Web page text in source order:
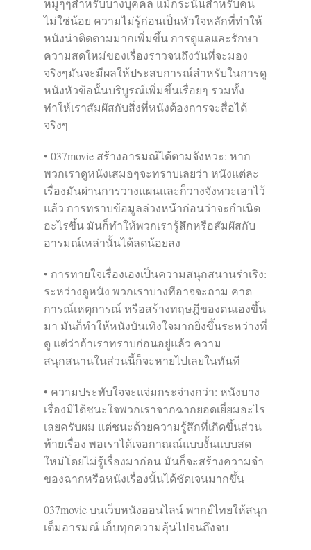
หมูๆๆสำหรับบางบุคคล แม้กระนั้นสำหรับคน
ไม่ใช่น้อย ความไม่รู้ก่อนเป็นหัวใจหลักที่ทำให้
หนังน่าติดตามมากเพิ่มขึ้น การดูแลและรักษา
ความสดใหม่ของเรื่องราวจนถึงวันที่จะมอง
จริงๆมันจะมีผลให้ประสบการณ์สำหรับในการดู
หนังหัวข้อนั้นบริบูรณ์เพิ่มขึ้นเรื่อยๆ รวมทั้ง
ทำให้เราสัมผัสกับสิ่งที่หนังต้องการจะสื่อได้
จริงๆ
• 037movie สร้างอารมณ์ได้ตามจังหวะ: หาก
พวกเราดูหนังเสมอๆจะทราบเลยว่า หนังแต่ละ
เรื่องมันผ่านการวางแผนและก็วางจังหวะเอาไว้
แล้ว การทราบข้อมูลล่วงหน้าก่อนว่าจะกำเนิด
อะไรขึ้น มันก็ทำให้พวกเรารู้สึกหรือสัมผัสกับ
อารมณ์เหล่านั้นได้ลดน้อยลง
• การทายใจเรื่องเองเป็นความสนุกสนานร่าเริง:
ระหว่างดูหนัง พวกเราบางทีอาจจะถาม คาด
การณ์เหตุการณ์ หรือสร้างทฤษฎีของตนเองขึ้น
มา มันก็ทำให้หนังบันเทิงใจมากยิ่งขึ้นระหว่างที่
ดู แต่ว่าถ้าเราทราบก่อนอยู่แล้ว ความ
สนุกสนานในส่วนนี้ก็จะหายไปเลยในทันที
• ความประทับใจจะแจ่มกระจ่างกว่า: หนังบาง
เรื่องมิได้ชนะใจพวกเราจากฉากยอดเยี่ยมอะไร
เลยครับผม แต่ชนะด้วยความรู้สึกที่เกิดขึ้นส่วน
ท้ายเรื่อง พอเราได้เจอกาณณ์แบบงั้นแบบสด
ใหม่โดยไม่รู้เรื่องมาก่อน มันก็จะสร้างความจำ
ของฉากหรือหนังเรื่องนั้นได้ชัดเจนมากขึ้น
037movie บนเว็บหนังออนไลน์ พากย์ไทยให้สนุก
เต็มอารมณ์ เก็บทุกความลุ้นไปจนถึงจบ